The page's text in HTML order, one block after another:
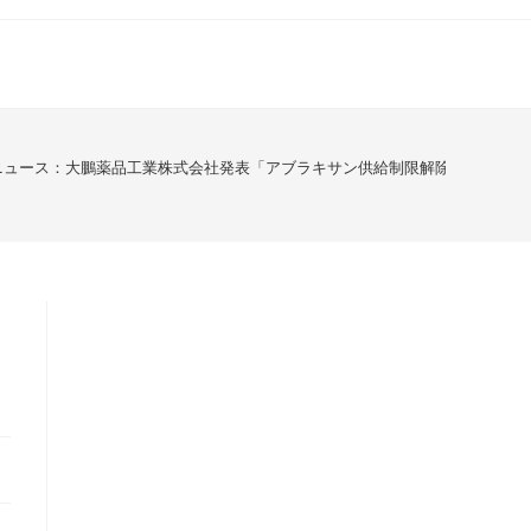
ュース：大鵬薬品工業株式会社発表「アブラキサン供給制限解除」のお知ら